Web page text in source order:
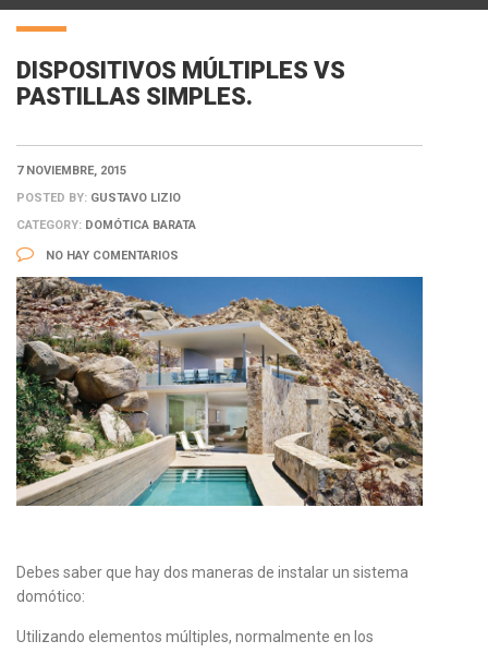
DISPOSITIVOS MÚLTIPLES VS
PASTILLAS SIMPLES.
7 NOVIEMBRE, 2015
POSTED BY: GUSTAVO LIZIO
CATEGORY: DOMÓTICA BARATA
NO HAY COMENTARIOS
Debes saber que hay dos maneras de instalar un sistema
domótico:
Utilizando elementos múltiples, normalmente en los